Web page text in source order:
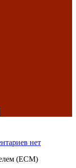
записи
Электроника
автомобиля
нет
(ECM)